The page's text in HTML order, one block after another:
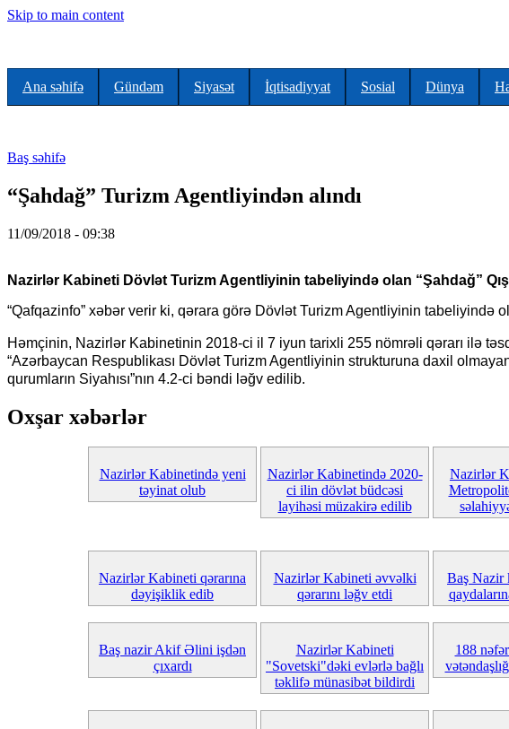
Skip to main content
Ana səhifə Gündəm Siyasət İqtisadiyyat Sosial Dünya
Baş səhifə
“Şahdağ” Turizm Agentliyindən alındı
11/09/2018 - 09:38
Nazirlər Kabineti Dövlət Turizm Agentliyinin tabeliyində olan “Şahdağ”
“Qafqazinfo” xəbər verir ki, qərara görə Dövlət Turizm Agentliyinin
Həmçinin, Nazirlər Kabinetinin 2018-ci il 7 iyun tarixli 255 nömrəli qərarı ilə
“Azərbaycan Respublikası Dövlət Turizm Agentliyinin strukturuna daxil
qurumların Siyahısı”nın 4.2-ci bəndi ləğv edilib.
Oxşar xəbərlər
Nazirlər Kabinetində yeni
təyinat olub
Nazirlər Kabinetində 2020-
ci ilin dövlət büdcəsi
layihəsi müzakirə edilib
Nazirlər
Nazirlər Kabineti qərarına
dəyişiklik edib
Nazirlər Kabineti əvvəlki
qərarını ləğv etdi
Baş Nazir
Baş nazir Akif Əlini işdən
çıxardı
Nazirlər Kabineti
"Sovetski"dəki evlərlə bağlı
təklifə münasibət bildirdi
188